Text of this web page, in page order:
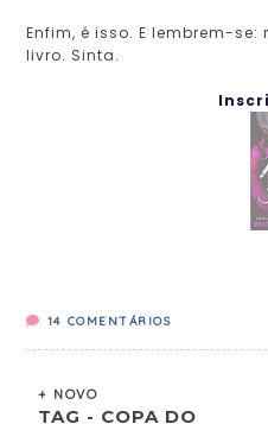
Enfim, é isso. E lembrem-
livro. Sinta.
14 COMENTÁRIOS
+ NOVO
TAG - COPA DO